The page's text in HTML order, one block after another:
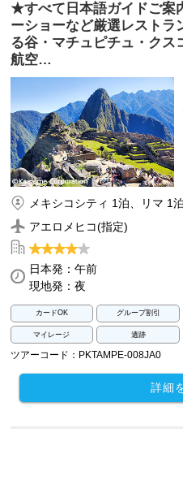
★すべて日本語ガイドご案
ーショーなど厳選レストラ
る谷・マチュピチュ・クス
航空…
メキシコシティ 1泊、リマ 1
アエロメヒコ(指定)
日本発：午前
現地発：夜
カードOK グループ割引
マイレージ 遺跡
ツアーコード：PKTAMPE-008JA0
詳細